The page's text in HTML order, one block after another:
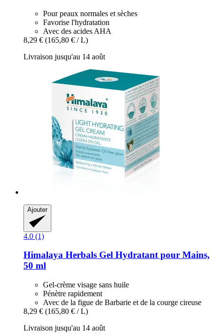
Pour peaux normales et sèches
Favorise l'hydratation
Avec des acides AHA
8,29 € (165,80 € / L)
Livraison jusqu'au 14 août
Ajouter
4.0 (1)
Himalaya Herbals Gel Hydratant pour Mains,
50 ml
Gel-crème visage sans huile
Pénètre rapidement
Avec de la figue de Barbarie et de la courge cireuse
8,29 € (165,80 € / L)
Livraison jusqu'au 14 août